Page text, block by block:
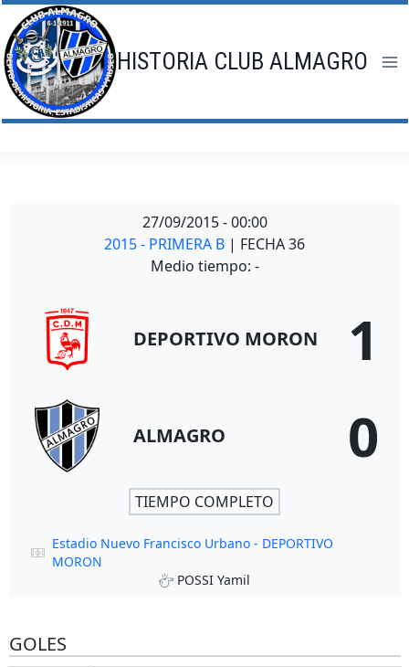
Saltar
al
contenido
HISTORIA CLUB ALMAGRO
27/09/2015 - 00:00
2015 - PRIMERA B | FECHA 36
Medio tiempo: -
DEPORTIVO MORON 1
ALMAGRO 0
TIEMPO COMPLETO
Estadio Nuevo Francisco Urbano - DEPORTIVO
MORON
POSSI Yamil
GOLES